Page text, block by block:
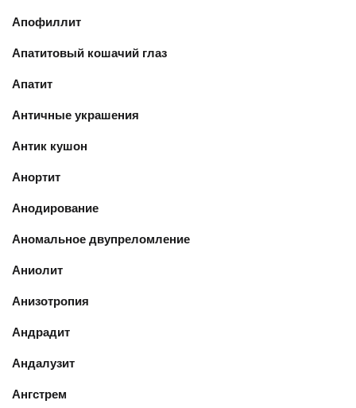
Апофиллит
Апатитовый кошачий глаз
Апатит
Античные украшения
Антик кушон
Анортит
Анодирование
Аномальное двупреломление
Аниолит
Анизотропия
Андрадит
Андалузит
Ангстрем